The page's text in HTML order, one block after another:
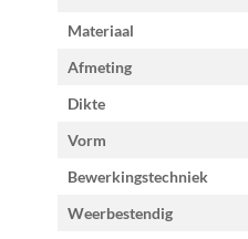
Materiaal
Afmeting
Dikte
Vorm
Bewerkingstechniek
Weerbestendig